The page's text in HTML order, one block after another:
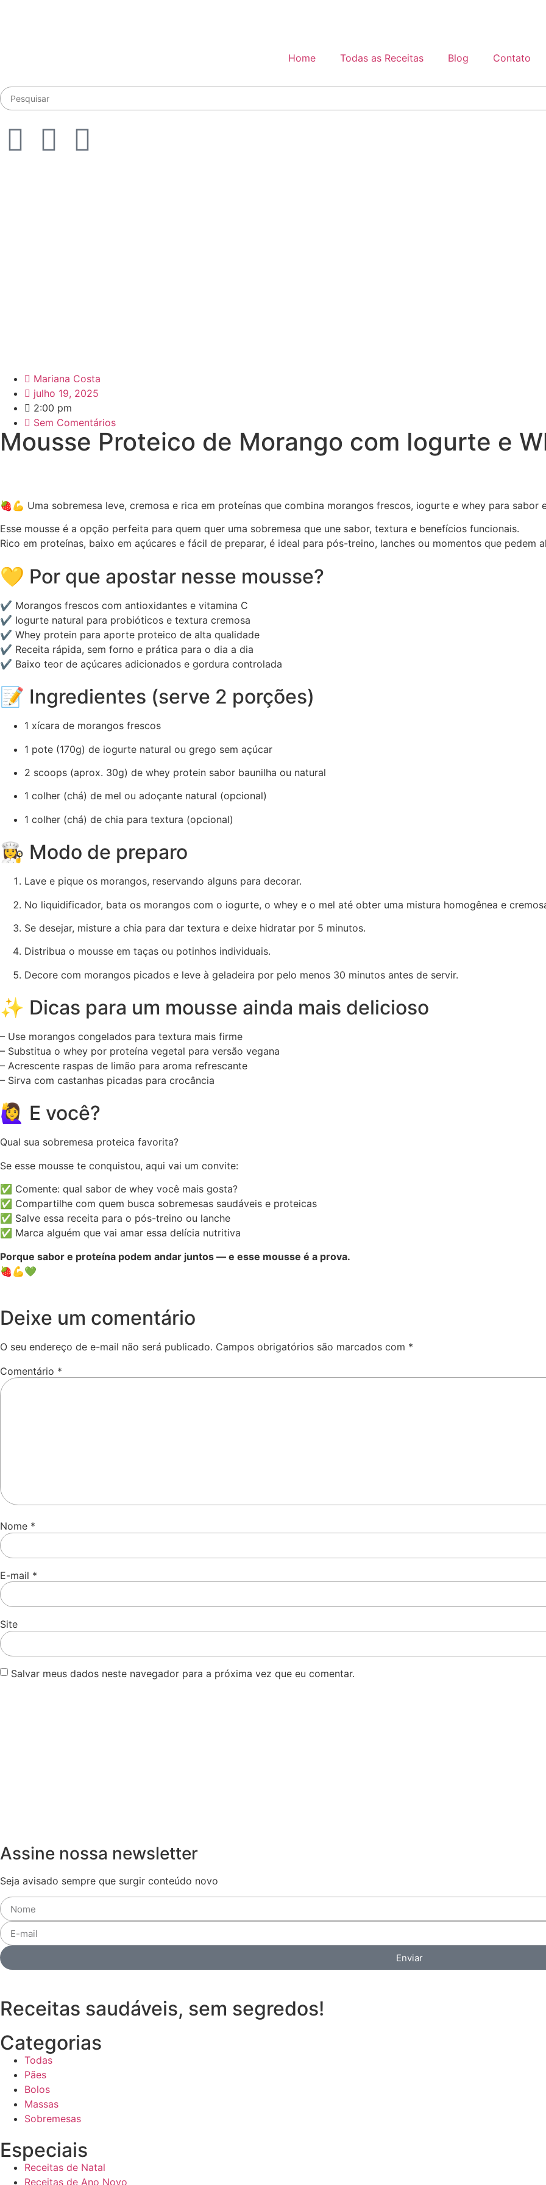
Home Todas as Receitas Blog Contato
Mariana Costa
julho 19, 2025
2:00 pm
Sem Comentários
Mousse Proteico de Morango com Iogurte e
🍓💪 Uma sobremesa leve, cremosa e rica em proteínas que combina morangos frescos, iogurte e whey para sabor
Esse mousse é a opção perfeita para quem quer uma sobremesa que une sabor, textura e benefícios funcionais.
Rico em proteínas, baixo em açúcares e fácil de preparar, é ideal para pós-treino, lanches ou momentos que pedem
💛 Por que apostar nesse mousse?
✔ Morangos frescos com antioxidantes e vitamina C
✔ Iogurte natural para probióticos e textura cremosa
✔ Whey protein para aporte proteico de alta qualidade
✔ Receita rápida, sem forno e prática para o dia a dia
✔ Baixo teor de açúcares adicionados e gordura controlada
📝 Ingredientes (serve 2 porções)
1 xícara de morangos frescos
1 pote (170g) de iogurte natural ou grego sem açúcar
2 scoops (aprox. 30g) de whey protein sabor baunilha ou natural
1 colher (chá) de mel ou adoçante natural (opcional)
1 colher (chá) de chia para textura (opcional)
👩‍🍳 Modo de preparo
Lave e pique os morangos, reservando alguns para decorar.
No liquidificador, bata os morangos com o iogurte, o whey e o mel até obter uma mistura homogênea e
Se desejar, misture a chia para dar textura e deixe hidratar por 5 minutos.
Distribua o mousse em taças ou potinhos individuais.
Decore com morangos picados e leve à geladeira por pelo menos 30 minutos antes de servir.
✨ Dicas para um mousse ainda mais delicioso
– Use morangos congelados para textura mais firme
– Substitua o whey por proteína vegetal para versão vegana
– Acrescente raspas de limão para aroma refrescante
– Sirva com castanhas picadas para crocância
🙋‍♀️ E você?
Qual sua sobremesa proteica favorita?
Se esse mousse te conquistou, aqui vai um convite:
✅ Comente: qual sabor de whey você mais gosta?
✅ Compartilhe com quem busca sobremesas saudáveis e proteicas
✅ Salve essa receita para o pós-treino ou lanche
✅ Marca alguém que vai amar essa delícia nutritiva
Porque sabor e proteína podem andar juntos — e esse mousse é a prova.
🍓💪💚
Deixe um comentário
O seu endereço de e-mail não será publicado. Campos obrigatórios são marcados com *
Comentário *
Nome *
E-mail *
Site
Salvar meus dados neste navegador para a próxima vez que eu comentar.
Assine nossa newsletter
Seja avisado sempre que surgir conteúdo novo
Enviar
Receitas saudáveis, sem segredos!
Categorias
Todas
Pães
Bolos
Massas
Sobremesas
Especiais
Receitas de Natal
Receitas de Ano Novo